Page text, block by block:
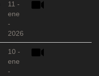
11 -
ene
-
2026
10 -
ene
-